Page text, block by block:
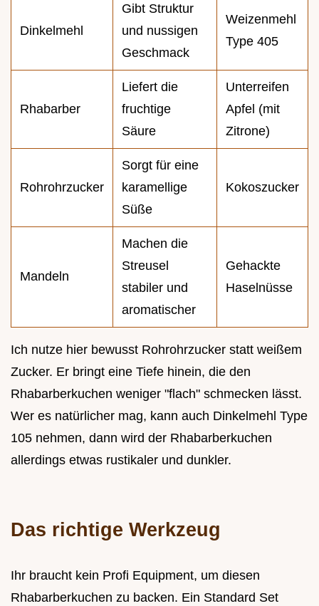
Dinkelmehl
Gibt Struktur
und nussigen
Geschmack
Weizenmehl
Type 405
Rhabarber
Liefert die
fruchtige
Säure
Unterreifen
Apfel (mit
Zitrone)
Rohrohrzucker
Sorgt für eine
karamellige
Süße
Kokoszucker
Mandeln
Machen die
Streusel
stabiler und
aromatischer
Gehackte
Haselnüsse
Ich nutze hier bewusst Rohrohrzucker statt weißem
Zucker. Er bringt eine Tiefe hinein, die den
Rhabarberkuchen weniger "flach" schmecken lässt.
Wer es natürlicher mag, kann auch Dinkelmehl Type
105 nehmen, dann wird der Rhabarberkuchen
allerdings etwas rustikaler und dunkler.
Das richtige Werkzeug
Ihr braucht kein Profi Equipment, um diesen
Rhabarberkuchen zu backen. Ein Standard Set